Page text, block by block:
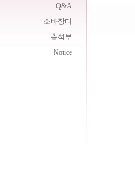
Q&A
소바장터
출석부
Notice